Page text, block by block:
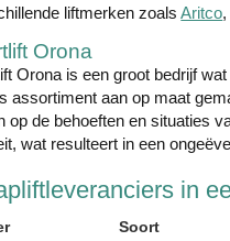
liftmerken zoalsAritco
Orona
Orona is een groot bedrijf
assortiment aan op maat
op de behoeften en situaties
wat resulteert in een
in
Soort